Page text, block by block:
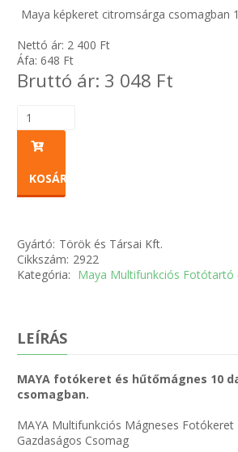
Maya képkeret citromsárga csomagban
Nettó ár: 2 400 Ft
Áfa:648 Ft
Bruttó ár: 3 048 Ft
KOSÁRBA
Gyártó: Török és Társai Kft.
Cikkszám: 2922
Kategória: Maya Multifunkciós Fotótartó
LEÍRÁS
MAYA fotókeret és hűtőmágnes 10
csomagban.
MAYA Multifunkciós Mágneses Fotókeret
Gazdaságos Csomag